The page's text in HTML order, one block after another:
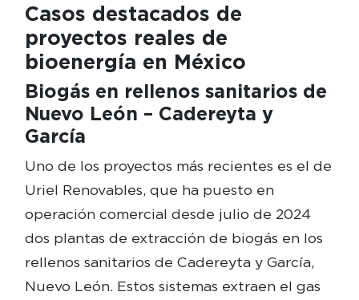
Casos destacados de
proyectos reales de
bioenergía en México
Biogás en rellenos sanitarios de
Nuevo León – Cadereyta y
García
Uno de los proyectos más recientes es el de
Uriel Renovables, que ha puesto en
operación comercial desde julio de 2024
dos plantas de extracción de biogás en los
rellenos sanitarios de Cadereyta y García,
Nuevo León. Estos sistemas extraen el gas